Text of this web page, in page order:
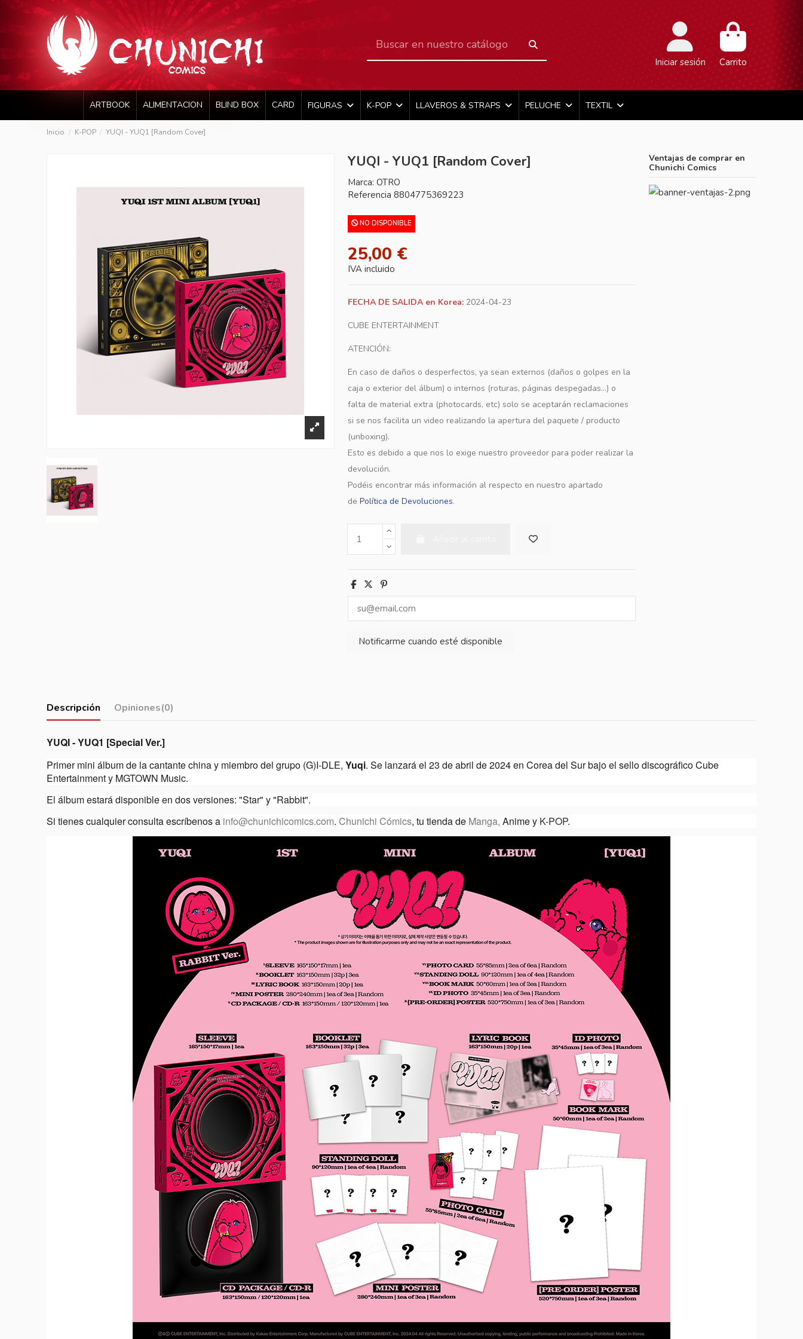
Iniciar sesión Carrito
ARTBOOK ALIMENTACION BLIND BOX CARD FIGURAS K-POP LLAVEROS & STRAPS PELUCHE TEXTIL
Inicio K-POP YUQI - YUQ1 [Random Cover]
YUQI - YUQ1 [Random Cover]
Marca: OTRO
Referencia 8804775369223
NO DISPONIBLE
25,00 €
IVA incluido
FECHA DE SALIDA en Korea: 2024-04-23
CUBE ENTERTAINMENT
ATENCIÓN:
En caso de daños o desperfectos, ya sean externos (daños o golpes en la
caja o exterior del álbum) o internos (roturas, páginas despegadas...) o
falta de material extra (photocards, etc) solo se aceptarán reclamaciones
si se nos facilita un video realizando la apertura del paquete / producto
(unboxing).
Esto es debido a que nos lo exige nuestro proveedor para poder realizar la
devolución.
Podéis encontrar más información al respecto en nuestro apartado
de Política de Devoluciones.
Ventajas de comprar en
Chunichi Comics
Descripción Opiniones(0)
YUQI - YUQ1 [Special Ver.]
Primer mini álbum de la cantante china y miembro del grupo (G)I-DLE,Yuqi. Se lanzará el 23 de abril de 2024 en Corea del Sur bajo el sello discográfico Cube
Entertainment y MGTOWN Music.
El álbum estará disponible en dos versiones: "Star" y "Rabbit".
Si tienes cualquier consulta escríbenos a info@chunichicomics.com.Chunichi Cómics, tu tienda de Manga, Anime y K-POP.